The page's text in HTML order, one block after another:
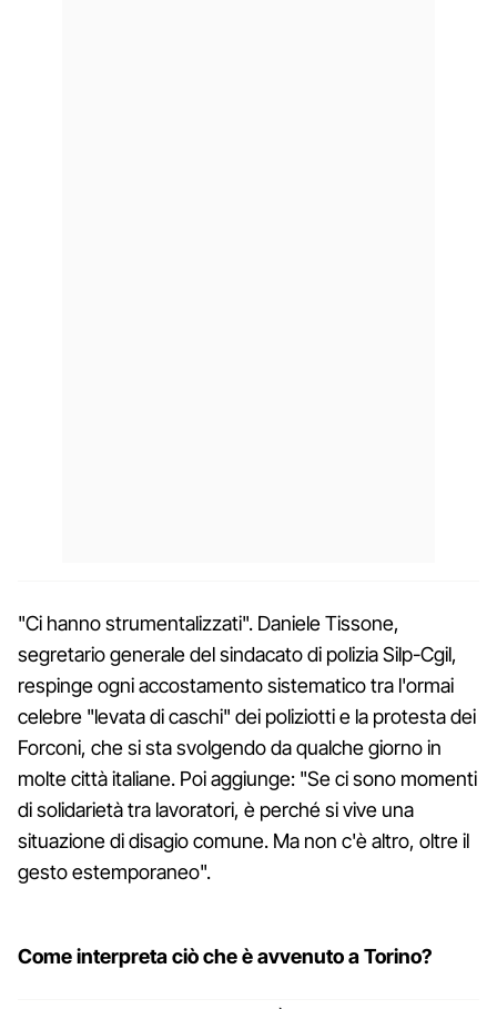
"Ci hanno strumentalizzati". Daniele Tissone,
segretario generale del sindacato di polizia Silp-Cgil,
respinge ogni accostamento sistematico tra l'ormai
celebre "levata di caschi" dei poliziotti e la protesta dei
Forconi, che si sta svolgendo da qualche giorno in
molte città italiane. Poi aggiunge: "Se ci sono momenti
di solidarietà tra lavoratori, è perché si vive una
situazione di disagio comune. Ma non c'è altro, oltre il
gesto estemporaneo".
Come interpreta ciò che è avvenuto a Torino?